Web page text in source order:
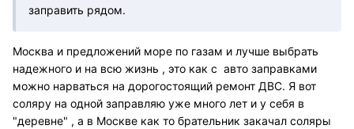
заправить рядом.
Москва и предложений море по газам и лучше выбрать
надежного и на всю жизнь , это как с авто заправками
можно нарваться на дорогостоящий ремонт ДВС. Я вот
соляру на одной заправляю уже много лет и у себя в
"деревне" , а в Москве как то брательник закачал соляры